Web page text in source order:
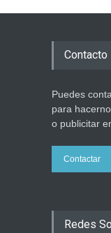
Contacto
Puedes
para
o publicitar
Contactar
Redes